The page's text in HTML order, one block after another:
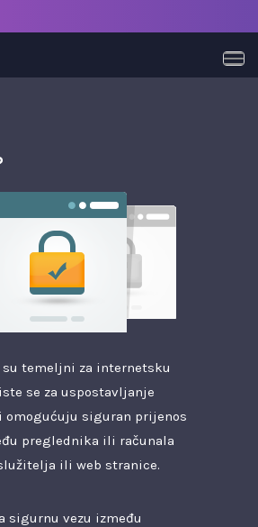
temeljni za internetsku
se za uspostavljanje
omogućuju siguran prijenos
preglednika ili računala
ili web stranice.
sigurnu vezu između